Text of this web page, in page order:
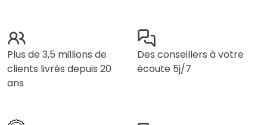
Plus de 3,5 millions de
clients livrés depuis 20
ans
Des conseillers à votre
écoute 5j/7